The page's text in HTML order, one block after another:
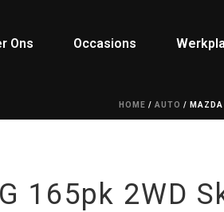
Ons Occasions
HOME / AUTO / MAZDA
165pk 2WD